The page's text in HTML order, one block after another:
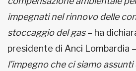
impegnati nel rinnovo delle
stoccaggio del gas– ha
presidente di Anci Lombardia –
l’impegno che ci siamo